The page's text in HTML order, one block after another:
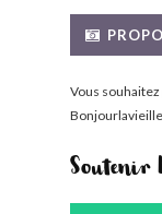
Vous
Bonjourlavieille
Soutenir